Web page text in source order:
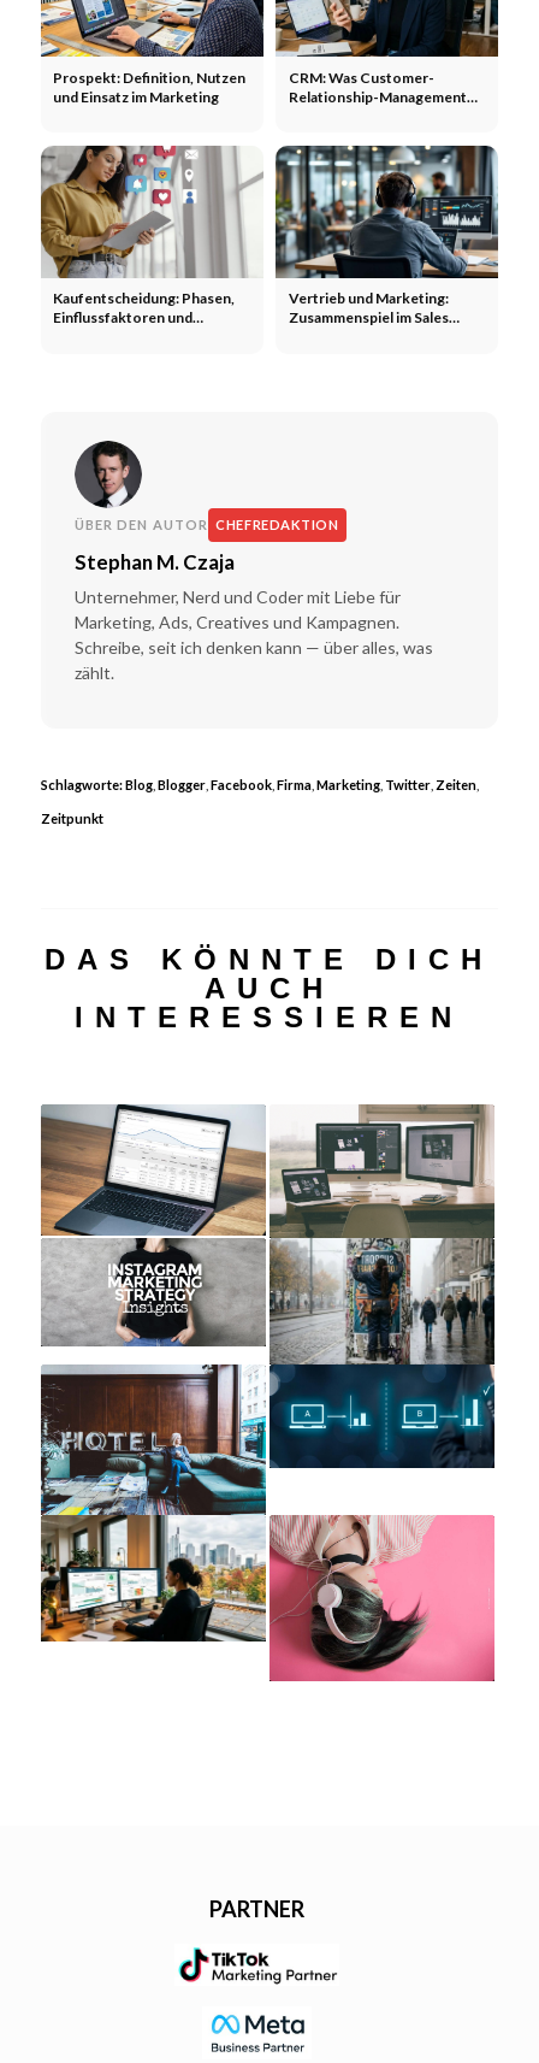
Prospekt: Definition, Nutzen
und Einsatz im Marketing
CRM: Was Customer-
Relationship-Management
Kaufentscheidung: Phasen,
Einflussfaktoren und
Vertrieb und Marketing:
Zusammenspiel im Sales
ÜBER DEN AUTOR CHEFREDAKTION
Stephan M. Czaja
Unternehmer, Nerd und Coder mit Liebe für
Marketing, Ads, Creatives und Kampagnen.
Schreibe, seit ich denken kann — über alles, was
zählt.
Schlagworte:Blog, Blogger, Facebook, Firma, Marketing, Twitter, Zeiten,
Zeitpunkt
DAS KÖNNTE DICH
AUCH
INTERESSIEREN
PARTNER